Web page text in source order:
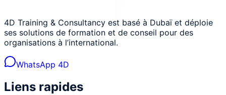
4D Training & Consultancy est basé à Dubaï et déploie
ses solutions de formation et de conseil pour des
organisations à l’international.
WhatsApp 4D
Liens rapides